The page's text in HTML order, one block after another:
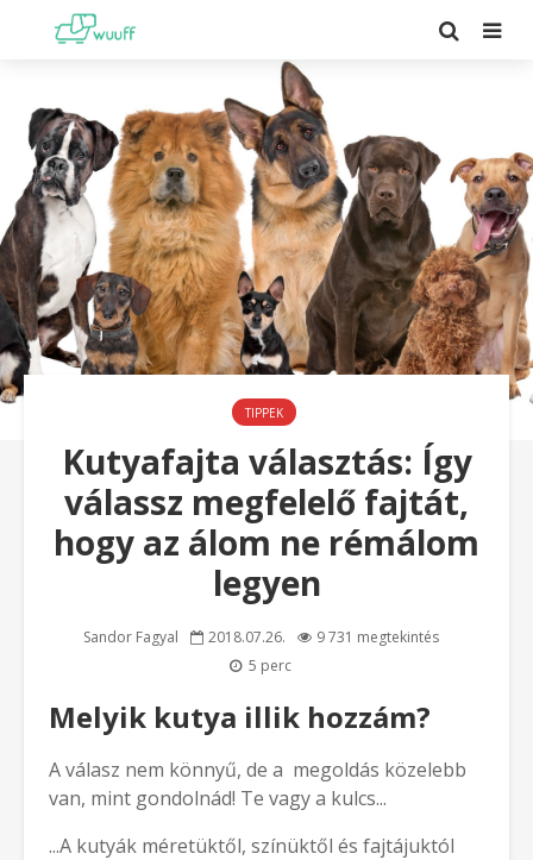
TIPPEK
Kutyafajta választás: Így
válassz megfelelő fajtát,
hogy az álom ne rémálom
legyen
Sandor Fagyal 2018.07.26.
9 731 megtekintés
5 perc
Melyik kutya illik hozzám?
A válasz nem könnyű, de a megoldás közelebb
van, mint gondolnád! Te vagy a kulcs...
...A kutyák méretüktől, színüktől és fajtájuktól